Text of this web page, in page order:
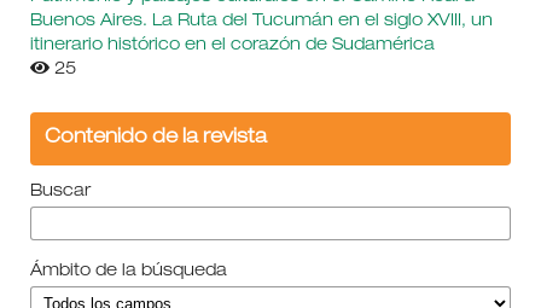
Buenos Aires. La Ruta del Tucumán en el siglo XVIII, un
itinerario histórico en el corazón de Sudamérica
25
Contenido de la revista
Buscar
Ámbito de la búsqueda